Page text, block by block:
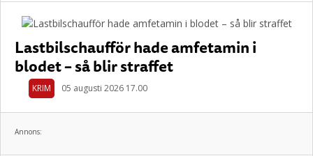
Lastbilschaufför hade amfetamin i
blodet – så blir straffet
KRIM 05 augusti 2026 17.00
Annons: